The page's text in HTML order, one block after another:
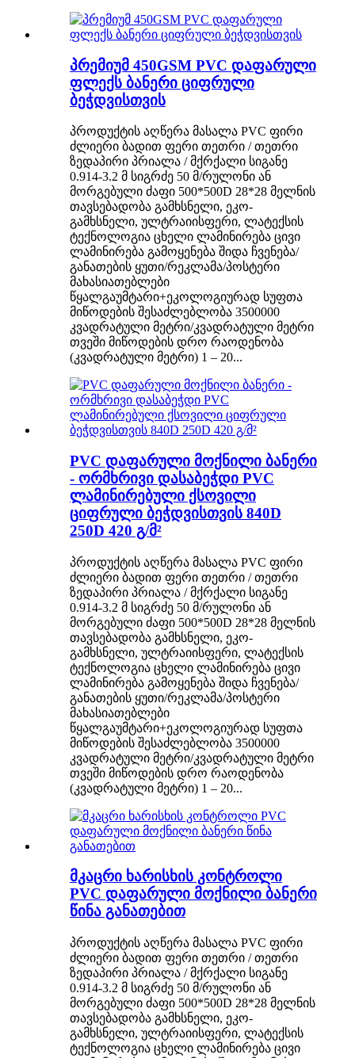
პრემიუმ 450GSM PVC დაფარული
ფლექს ბანერი ციფრული
ბეჭდვისთვის
პროდუქტის აღწერა მასალა PVC ფირი
ძლიერი ბადით ფერი თეთრი / თეთრი
ზედაპირი პრიალა / მქრქალი სიგანე
0.914-3.2 მ სიგრძე 50 მ/რულონი ან
მორგებული ძაფი 500*500D 28*28 მელნის
თავსებადობა გამხსნელი, ეკო-
გამხსნელი, ულტრაიისფერი, ლატექსის
ტექნოლოგია ცხელი ლამინირება ცივი
ლამინირება გამოყენება შიდა ჩვენება/
განათების ყუთი/რეკლამა/პოსტერი
მახასიათებლები
წყალგაუმტარი+ეკოლოგიურად სუფთა
მიწოდების შესაძლებლობა 3500000
კვადრატული მეტრი/კვადრატული მეტრი
თვეში მიწოდების დრო რაოდენობა
(კვადრატული მეტრი) 1 – 20...
PVC დაფარული მოქნილი ბანერი
- ორმხრივი დასაბეჭდი PVC
ლამინირებული ქსოვილი
ციფრული ბეჭდვისთვის 840D
250D 420 გ/მ²
პროდუქტის აღწერა მასალა PVC ფირი
ძლიერი ბადით ფერი თეთრი / თეთრი
ზედაპირი პრიალა / მქრქალი სიგანე
0.914-3.2 მ სიგრძე 50 მ/რულონი ან
მორგებული ძაფი 500*500D 28*28 მელნის
თავსებადობა გამხსნელი, ეკო-
გამხსნელი, ულტრაიისფერი, ლატექსის
ტექნოლოგია ცხელი ლამინირება ცივი
ლამინირება გამოყენება შიდა ჩვენება/
განათების ყუთი/რეკლამა/პოსტერი
მახასიათებლები
წყალგაუმტარი+ეკოლოგიურად სუფთა
მიწოდების შესაძლებლობა 3500000
კვადრატული მეტრი/კვადრატული მეტრი
თვეში მიწოდების დრო რაოდენობა
(კვადრატული მეტრი) 1 – 20...
მკაცრი ხარისხის კონტროლი
PVC დაფარული მოქნილი ბანერი
წინა განათებით
პროდუქტის აღწერა მასალა PVC ფირი
ძლიერი ბადით ფერი თეთრი / თეთრი
ზედაპირი პრიალა / მქრქალი სიგანე
0.914-3.2 მ სიგრძე 50 მ/რულონი ან
მორგებული ძაფი 500*500D 28*28 მელნის
თავსებადობა გამხსნელი, ეკო-
გამხსნელი, ულტრაიისფერი, ლატექსის
ტექნოლოგია ცხელი ლამინირება ცივი